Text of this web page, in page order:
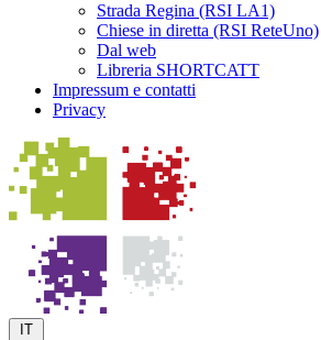
Strada Regina (RSI LA1)
Chiese in diretta (RSI ReteUno)
Dal web
Libreria SHORTCATT
Impressum e contatti
Privacy
IT